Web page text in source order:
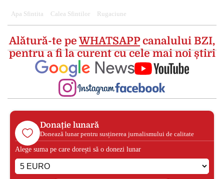
Apa Sfintita Calea Sfintilor Rugaciune
Alătură-te peWHATSAPPcanalului BZI,
pentru a fi la curent cu cele mai noi știri
Donație lunară
Donează lunar pentru susținerea jurnalismului de calitate
Alege suma pe care dorești să o donezi lunar